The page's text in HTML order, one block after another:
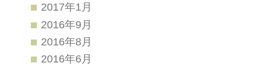
2017年1月
2016年9月
2016年8月
2016年6月